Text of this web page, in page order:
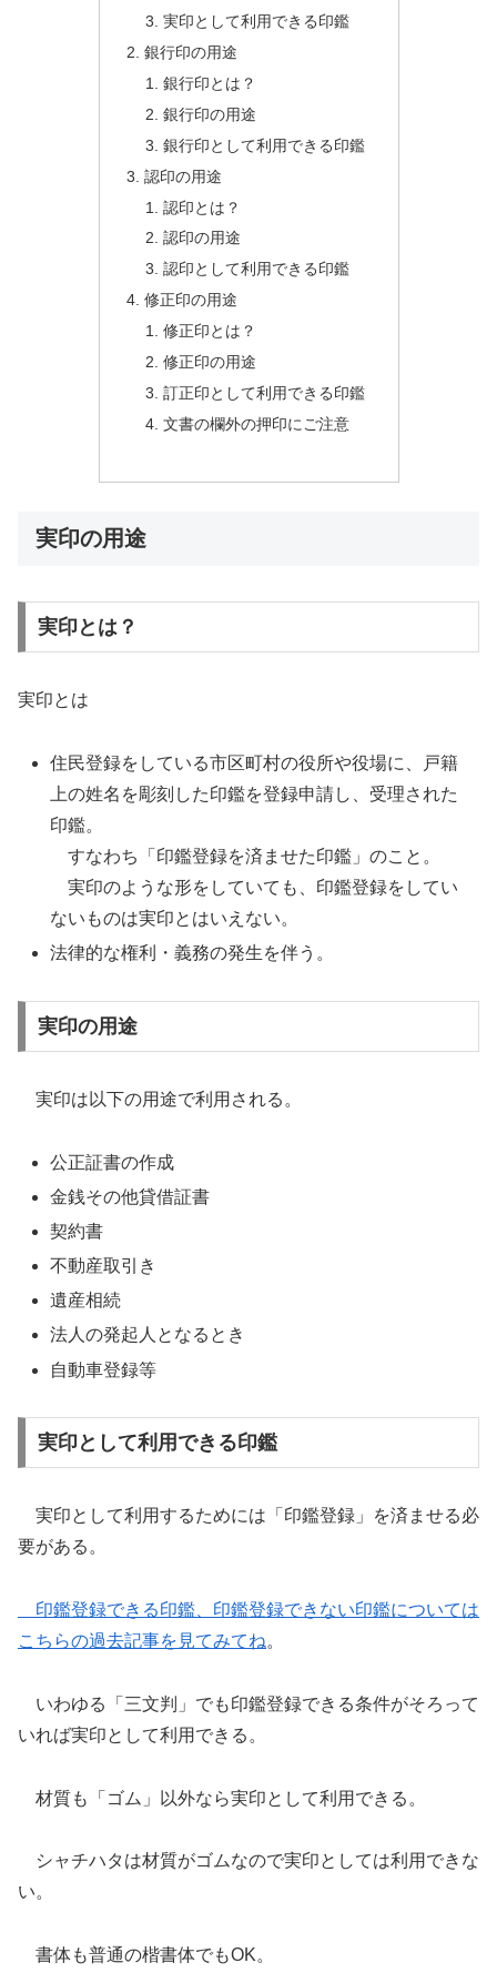
実印として利用できる印鑑
銀行印の用途
銀行印とは？
銀行印の用途
銀行印として利用できる印鑑
認印の用途
認印とは？
認印の用途
認印として利用できる印鑑
修正印の用途
修正印とは？
修正印の用途
訂正印として利用できる印鑑
文書の欄外の押印にご注意
実印の用途
実印とは？
実印とは
住民登録をしている市区町村の役所や役場に、戸籍
上の姓名を彫刻した印鑑を登録申請し、受理された
印鑑。
すなわち「印鑑登録を済ませた印鑑」のこと。
実印のような形をしていても、印鑑登録をしてい
ないものは実印とはいえない。
法律的な権利・義務の発生を伴う。
実印の用途
実印は以下の用途で利用される。
公正証書の作成
金銭その他貸借証書
契約書
不動産取引き
遺産相続
法人の発起人となるとき
自動車登録等
実印として利用できる印鑑
実印として利用するためには「印鑑登録」を済ませる必
要がある。
印鑑登録できる印鑑、印鑑登録できない印鑑については
こちらの過去記事を見てみてね。
いわゆる「三文判」でも印鑑登録できる条件がそろって
いれば実印として利用できる。
材質も「ゴム」以外なら実印として利用できる。
シャチハタは材質がゴムなので実印としては利用できな
い。
書体も普通の楷書体でもOK。